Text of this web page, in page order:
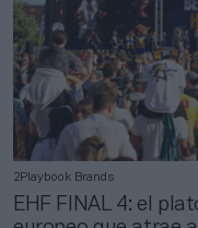
2Playbook Brands
EHF FINAL 4: el